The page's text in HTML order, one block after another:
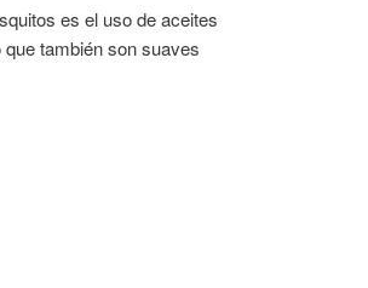
es el uso de aceites
también son suaves